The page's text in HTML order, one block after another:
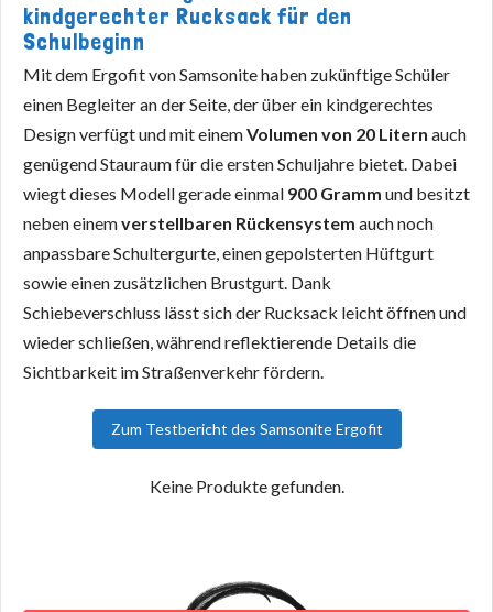
kindgerechter Rucksack für den
Schulbeginn
Mit dem Ergofit von Samsonite haben zukünftige Schüler
einen Begleiter an der Seite, der über ein kindgerechtes
Design verfügt und mit einemVolumen von 20 Litern auch
genügend Stauraum für die ersten Schuljahre bietet. Dabei
wiegt dieses Modell gerade einmal 900 Gramm und besitzt
neben einemverstellbaren Rückensystem auch noch
anpassbare Schultergurte, einen gepolsterten Hüftgurt
sowie einen zusätzlichen Brustgurt. Dank
Schiebeverschluss lässt sich der Rucksack leicht öffnen und
wieder schließen, während reflektierende Details die
Sichtbarkeit im Straßenverkehr fördern.
Zum Testbericht des Samsonite Ergofit
Keine Produkte gefunden.